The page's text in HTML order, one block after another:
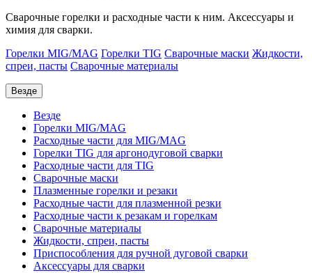
Сварочные горелки и расходные части к ним. Аксессуары и
химия для сварки.
Горелки MIG/MAG Горелки TIG Сварочные маски Жидкости,
спреи, пасты Сварочные материалы
Везде
Везде
Горелки MIG/MAG
Расходные части для MIG/MAG
Горелки TIG для аргонодуговой сварки
Расходные части для TIG
Сварочные маски
Плазменные горелки и резаки
Расходные части для плазменной резки
Расходные части к резакам и горелкам
Сварочные материалы
Жидкости, спреи, пасты
Приспособления для ручной дуговой сварки
Аксессуары для сварки